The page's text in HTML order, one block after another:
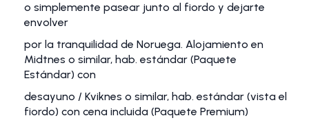
o simplemente pasear junto al fiordo y dejarte
envolver
por la tranquilidad de Noruega. Alojamiento en
Midtnes o similar, hab. estándar (Paquete
Estándar) con
desayuno / Kviknes o similar, hab. estándar (vista el
fiordo) con cena incluida (Paquete Premium)